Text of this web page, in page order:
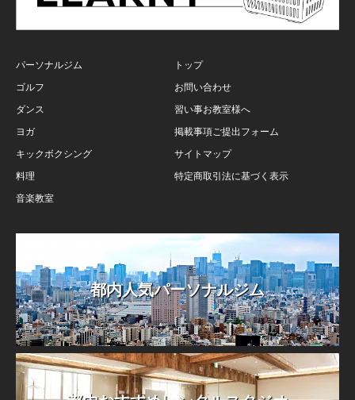
パーソナルジム
ゴルフ
ダンス
ヨガ
キックボクシング
料理
音楽教室
トップ
お問い合わせ
習い事お教室様へ
掲載事項ご提出フォーム
サイトマップ
特定商取引法に基づく表示
都内人気パーソナルジム